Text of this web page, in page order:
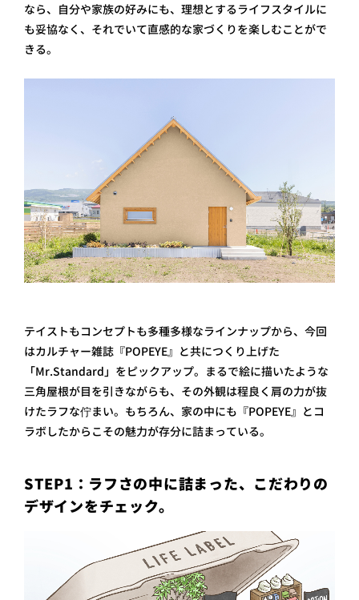
なら、自分や家族の好みにも、理想とするライフスタイルに
も妥協なく、それでいて直感的な家づくりを楽しむことがで
きる。
テイストもコンセプトも多種多様なラインナップから、今回
はカルチャー雑誌『POPEYE』と共につくり上げた
「Mr.Standard」をピックアップ。まるで絵に描いたような
三角屋根が目を引きながらも、その外観は程良く肩の力が抜
けたラフな佇まい。もちろん、家の中にも『POPEYE』とコ
ラボしたからこその魅力が存分に詰まっている。
STEP1：ラフさの中に詰まった、こだわりの
デザインをチェック。